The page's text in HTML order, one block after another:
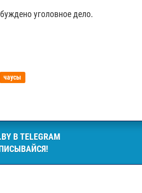
уголовное дело.
чаусы
В TELEGRAM